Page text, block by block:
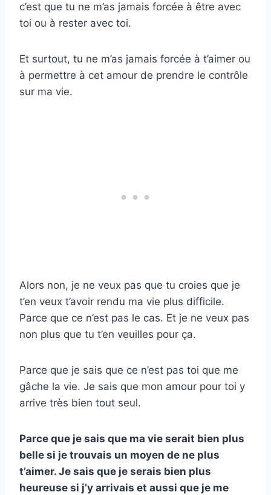
c’est que tu ne m’as jamais forcée à être avec
toi ou à rester avec toi.
Et surtout, tu ne m’as jamais forcée à t’aimer ou
à permettre à cet amour de prendre le contrôle
sur ma vie.
Alors non, je ne veux pas que tu croies que je
t’en veux t’avoir rendu ma vie plus difficile.
Parce que ce n’est pas le cas. Et je ne veux pas
non plus que tu t’en veuilles pour ça.
Parce que je sais que ce n’est pas toi que me
gâche la vie. Je sais que mon amour pour toi y
arrive très bien tout seul.
Parce que je sais que ma vie serait bien plus
belle si je trouvais un moyen de ne plus
t’aimer. Je sais que je serais bien plus
heureuse si j’y arrivais et aussi que je me